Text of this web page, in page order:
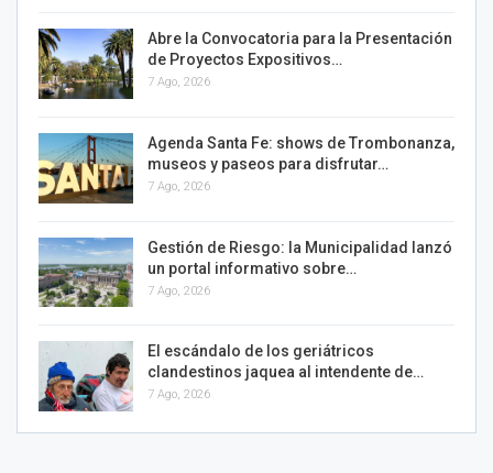
Abre la Convocatoria para la Presentación
de Proyectos Expositivos…
7 Ago, 2026
Agenda Santa Fe: shows de Trombonanza,
museos y paseos para disfrutar…
7 Ago, 2026
Gestión de Riesgo: la Municipalidad lanzó
un portal informativo sobre…
7 Ago, 2026
El escándalo de los geriátricos
clandestinos jaquea al intendente de…
7 Ago, 2026